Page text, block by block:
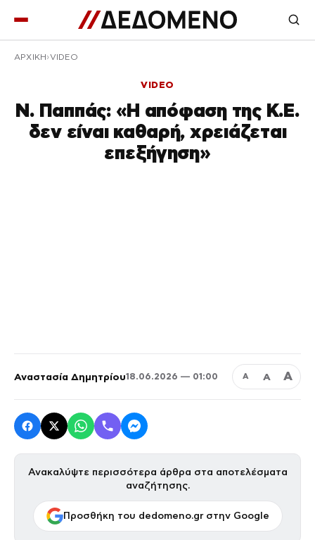
ΑΡΧΙΚΉ VIDEO
VIDEO
Ν. Παππάς: «Η απόφαση της Κ.Ε.
δεν είναι καθαρή, χρειάζεται
επεξήγηση»
Αναστασία Δημητρίου18.06.2026 — 01:00 Α Α Α
Ανακαλύψτε περισσότερα άρθρα στα αποτελέσματα
αναζήτησης.
Προσθήκη του dedomeno.gr στην Google